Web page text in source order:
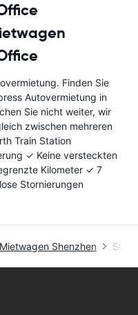
Finden Sie
Autovermietung in
Sie nicht weiter, wir
zwischen mehreren
Train Station
✓ Keine versteckten
Kilometer ✓ 7
Stornierungen
Mietwagen Shenzhen